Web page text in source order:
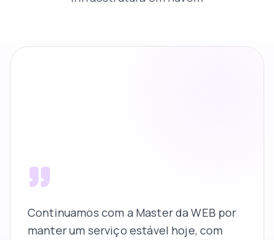
Continuamos com a Master da WEB por
manter um serviço estável hoje, com